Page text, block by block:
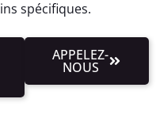
spécifiques.
APPELEZ-
NOUS